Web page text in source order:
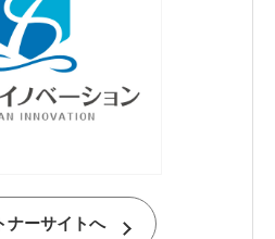
ナーサイトへ